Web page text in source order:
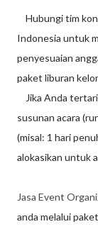
Hubungi tim
Indonesia untuk
penyesuaian
paket liburan
Jika Anda
susunan acara
(misal: 1 hari
alokasikan untuk
Jasa Event
anda melalui